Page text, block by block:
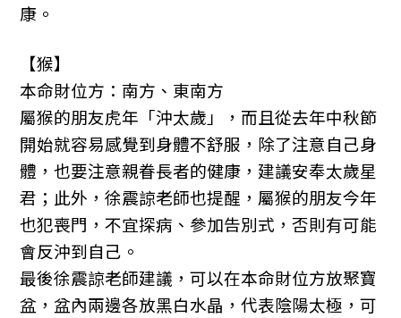
康。
【猴】
本命財位方：南方、東南方
屬猴的朋友虎年「沖太歲」，而且從去年中秋節
開始就容易感覺到身體不舒服，除了注意自己身
體，也要注意親眷長者的健康，建議安奉太歲星
君；此外，徐震諒老師也提醒，屬猴的朋友今年
也犯喪門，不宜探病、參加告別式，否則有可能
會反沖到自己。
最後徐震諒老師建議，可以在本命財位方放聚寶
盆，盆內兩邊各放黑白水晶，代表陰陽太極，可